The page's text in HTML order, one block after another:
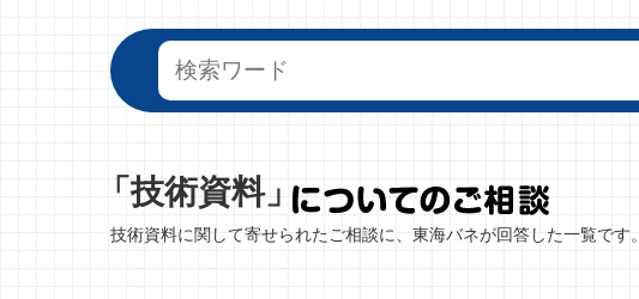
「技術資料」
技術資料に関して寄せられたご相談に、東海バネが回答した一覧です。